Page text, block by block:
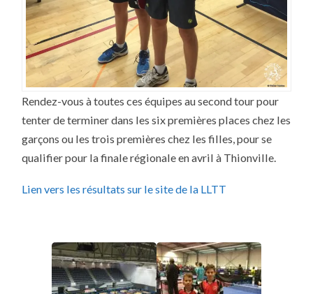
Rendez-vous à toutes ces équipes au second tour pour
tenter de terminer dans les six premières places chez les
garçons ou les trois premières chez les filles, pour se
qualifier pour la finale régionale en avril à Thionville.
Lien vers les résultats sur le site de la LLTT